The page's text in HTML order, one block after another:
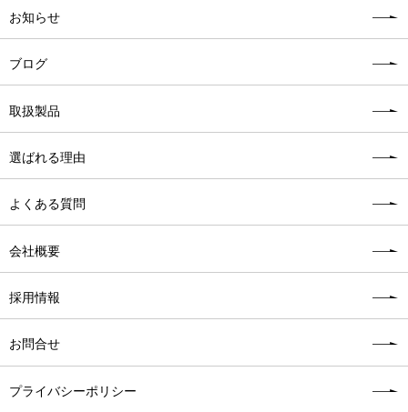
お知らせ
ブログ
取扱製品
選ばれる理由
よくある質問
会社概要
採用情報
お問合せ
プライバシーポリシー